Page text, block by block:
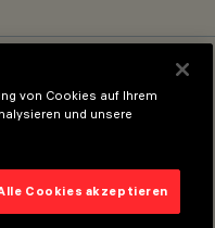
von Cookies auf Ihrem
und unsere
Cookies akzeptieren